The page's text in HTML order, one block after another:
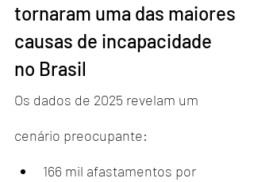
tornaram uma das maiores
causas de incapacidade
no Brasil
Os dados de 2025 revelam um
cenário preocupante:
166 mil afastamentos por